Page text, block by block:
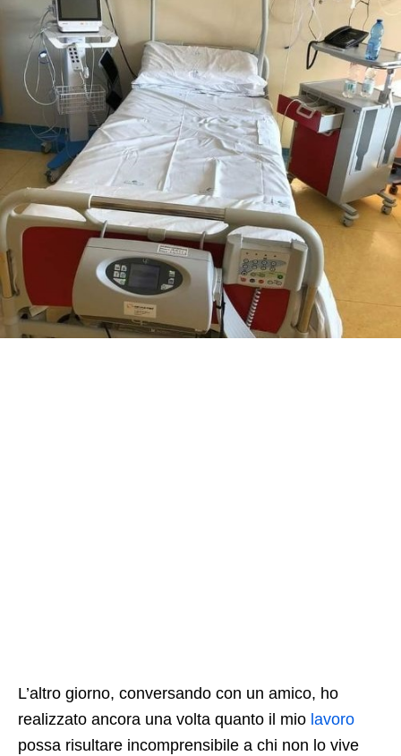
L’altro giorno, conversando con un amico, ho
realizzato ancora una volta quanto il mio lavoro
possa risultare incomprensibile a chi non lo vive